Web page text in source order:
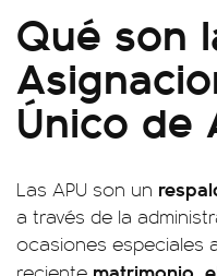
Qué son
Único de
Las APU son un
a través de la
ocasiones especiales